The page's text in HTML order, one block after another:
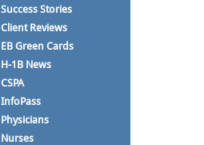
Success Stories
Client Reviews
EB Green Cards
H-1B News
CSPA
InfoPass
Physicians
Nurses